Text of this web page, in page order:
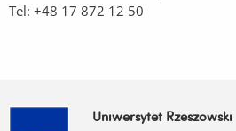
Tel: +48 17 872 12 50
Uniwersytet Rzeszowski